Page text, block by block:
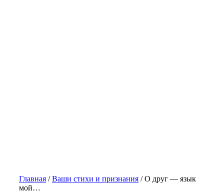
Главная /Ваши стихи и признания /О друг — язык
мой…